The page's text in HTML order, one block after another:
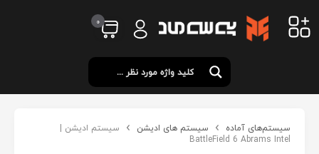
0
سیستم‌های آماده سیستم های ادیشن
سیستم ادیشن |
BattleField 6 Abrams Intel